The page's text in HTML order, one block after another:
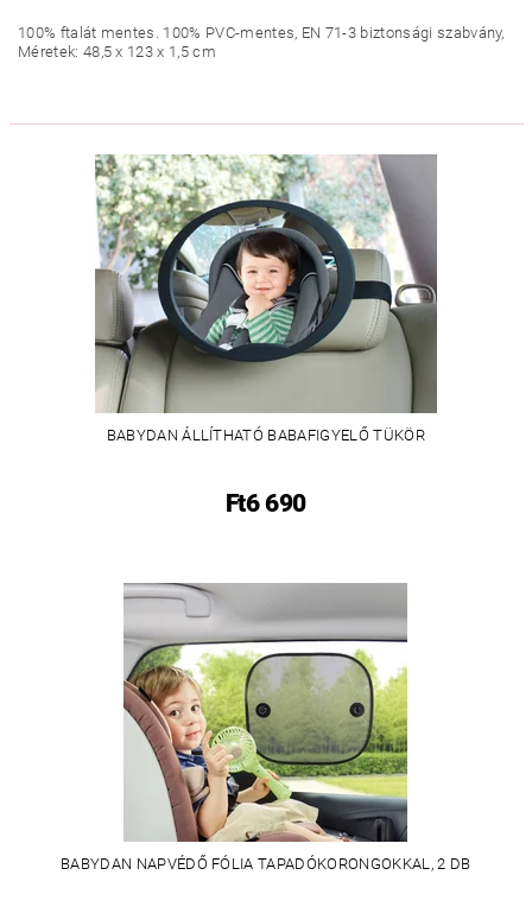
100% ftalát mentes. 100% PVC-mentes, EN 71-3 biztonsági szabvány,
Méretek: 48,5 x 123 x 1,5 cm
BABYDAN ÁLLÍTHATÓ BABAFIGYELŐ TÜKÖR
Ft6 690
BABYDAN NAPVÉDŐ FÓLIA TAPADÓKORONGOKKAL, 2 DB